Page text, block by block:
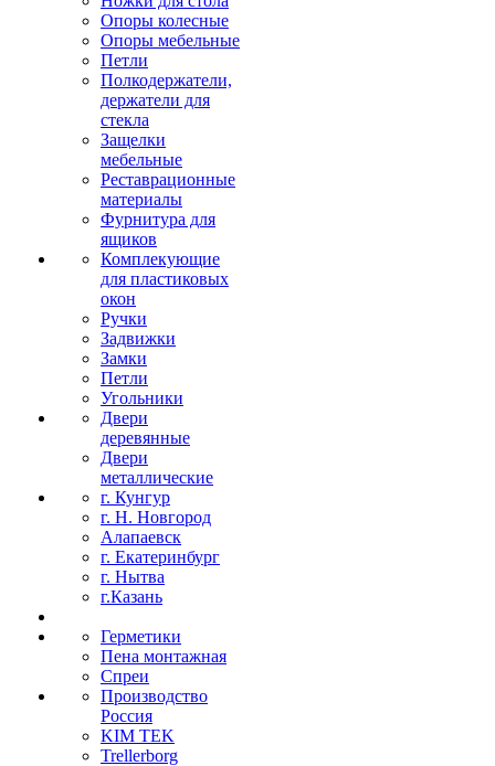
Опоры колесные
Опоры мебельные
Петли
Полкодержатели,
держатели для
стекла
Защелки
мебельные
Реставрационные
материалы
Фурнитура для
ящиков
Комплекующие
для пластиковых
окон
Ручки
Задвижки
Замки
Петли
Угольники
Двери
деревянные
Двери
металлические
г. Кунгур
г. Н. Новгород
Алапаевск
г. Екатеринбург
г. Нытва
г.Казань
Герметики
Пена монтажная
Спреи
Производство
Россия
KIM TEK
Trellerborg